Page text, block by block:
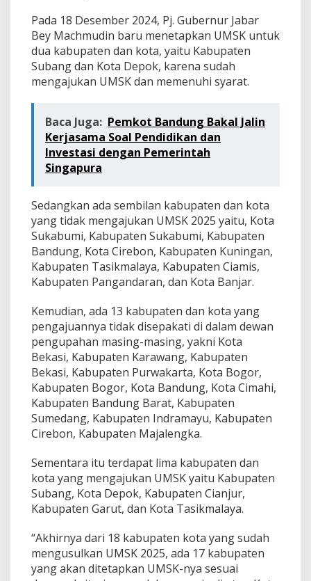
Pada 18 Desember 2024, Pj. Gubernur Jabar
Bey Machmudin baru menetapkan UMSK untuk
dua kabupaten dan kota, yaitu Kabupaten
Subang dan Kota Depok, karena sudah
mengajukan UMSK dan memenuhi syarat.
Baca Juga: Pemkot Bandung Bakal Jalin
Kerjasama Soal Pendidikan dan
Investasi dengan Pemerintah
Singapura
Sedangkan ada sembilan kabupaten dan kota
yang tidak mengajukan UMSK 2025 yaitu, Kota
Sukabumi, Kabupaten Sukabumi, Kabupaten
Bandung, Kota Cirebon, Kabupaten Kuningan,
Kabupaten Tasikmalaya, Kabupaten Ciamis,
Kabupaten Pangandaran, dan Kota Banjar.
Kemudian, ada 13 kabupaten dan kota yang
pengajuannya tidak disepakati di dalam dewan
pengupahan masing-masing, yakni Kota
Bekasi, Kabupaten Karawang, Kabupaten
Bekasi, Kabupaten Purwakarta, Kota Bogor,
Kabupaten Bogor, Kota Bandung, Kota Cimahi,
Kabupaten Bandung Barat, Kabupaten
Sumedang, Kabupaten Indramayu, Kabupaten
Cirebon, Kabupaten Majalengka.
Sementara itu terdapat lima kabupaten dan
kota yang mengajukan UMSK yaitu Kabupaten
Subang, Kota Depok, Kabupaten Cianjur,
Kabupaten Garut, dan Kota Tasikmalaya.
“Akhirnya dari 18 kabupaten kota yang sudah
mengusulkan UMSK 2025, ada 17 kabupaten
yang akan ditetapkan UMSK-nya sesuai